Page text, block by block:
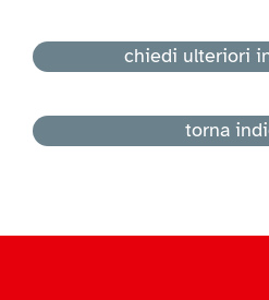
chiedi ulteriori
torna